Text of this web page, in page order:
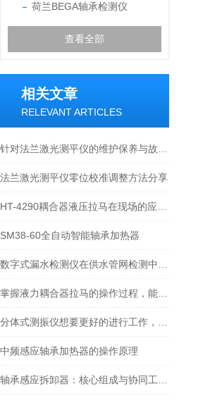
荷兰BEGA轴承检测仪
查看全部
相关文章
RELEVANT ARTICLES
法兰激光测平仪零位校准调整方法分享
SM38-60全自动智能轴承加热器
中频感应轴承加热器的操作原理